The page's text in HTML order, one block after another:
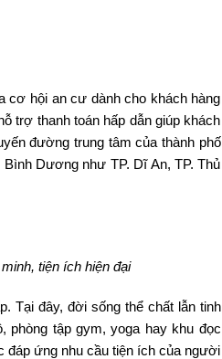
cơ hội an cư dành cho khách hàng
trợ thanh toán hấp dẫn giúp khách
đường trung tâm của thành phố
Dương như TP. Dĩ An, TP. Thủ
tiện ích hiện đại
Tại đây, đời sống thể chất lẫn tinh
tập gym, yoga hay khu đọc
ứng nhu cầu tiện ích của người